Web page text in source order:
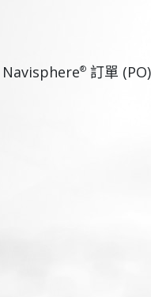
Navisphere®訂單